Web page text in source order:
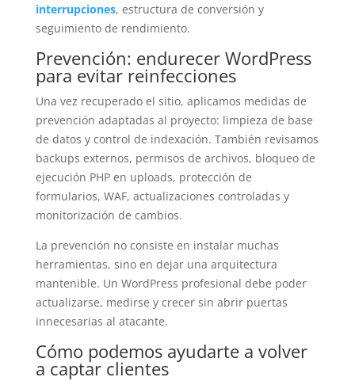
interrupciones, estructura de conversión y
seguimiento de rendimiento.
Prevención: endurecer WordPress
para evitar reinfecciones
Una vez recuperado el sitio, aplicamos medidas de
prevención adaptadas al proyecto: limpieza de base
de datos y control de indexación. También revisamos
backups externos, permisos de archivos, bloqueo de
ejecución PHP en uploads, protección de
formularios, WAF, actualizaciones controladas y
monitorización de cambios.
La prevención no consiste en instalar muchas
herramientas, sino en dejar una arquitectura
mantenible. Un WordPress profesional debe poder
actualizarse, medirse y crecer sin abrir puertas
innecesarias al atacante.
Cómo podemos ayudarte a volver
a captar clientes